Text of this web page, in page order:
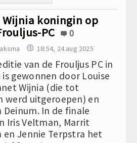
koningin op
PC
0
18:54, 24.aug 2025
van de Frouljus PC in
is gewonnen door Louise
Wijnia (die tot
werd uitgeroepen) en
Deinum. In de finale
Iris Veltman, Marrit
en Jennie Terpstra het